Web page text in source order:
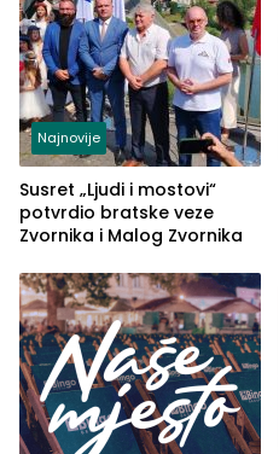
Najnovije
Susret „Ljudi i mostovi“
potvrdio bratske veze
Zvornika i Malog Zvornika